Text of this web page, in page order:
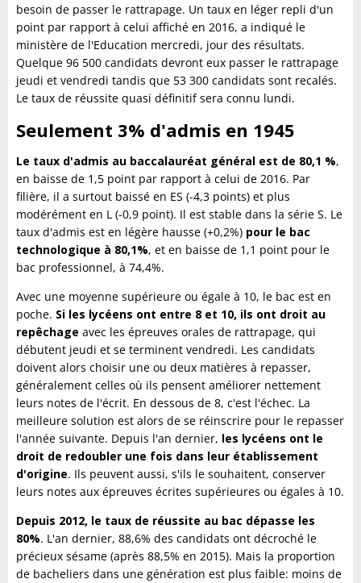
besoin de passer le rattrapage. Un taux en léger repli d'un
point par rapport à celui affiché en 2016, a indiqué le
ministère de l'Education mercredi, jour des résultats.
Quelque 96 500 candidats devront eux passer le rattrapage
jeudi et vendredi tandis que 53 300 candidats sont recalés.
Le taux de réussite quasi définitif sera connu lundi.
Seulement 3% d'admis en 1945
Le taux d'admis au baccalauréat général est de 80,1 %,
en baisse de 1,5 point par rapport à celui de 2016. Par
filière, il a surtout baissé en ES (-4,3 points) et plus
modérément en L (-0,9 point). Il est stable dans la série S. Le
taux d'admis est en légère hausse (+0,2%) pour le bac
technologique à 80,1%, et en baisse de 1,1 point pour le
bac professionnel, à 74,4%.
Avec une moyenne supérieure ou égale à 10, le bac est en
poche. Si les lycéens ont entre 8 et 10, ils ont droit au
repêchage avec les épreuves orales de rattrapage, qui
débutent jeudi et se terminent vendredi. Les candidats
doivent alors choisir une ou deux matières à repasser,
généralement celles où ils pensent améliorer nettement
leurs notes de l'écrit. En dessous de 8, c'est l'échec. La
meilleure solution est alors de se réinscrire pour le repasser
l'année suivante. Depuis l'an dernier, les lycéens ont le
droit de redoubler une fois dans leur établissement
d'origine. Ils peuvent aussi, s'ils le souhaitent, conserver
leurs notes aux épreuves écrites supérieures ou égales à 10.
Depuis 2012, le taux de réussite au bac dépasse les
80%. L'an dernier, 88,6% des candidats ont décroché le
précieux sésame (après 88,5% en 2015). Mais la proportion
de bacheliers dans une génération est plus faible: moins de